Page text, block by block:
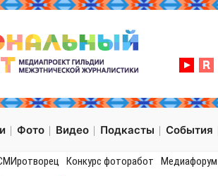
Фото Видео Подкасты События
Конкурс фоторабот Медиафорум